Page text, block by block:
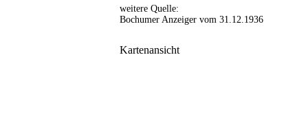
weitere Quelle:
Bochumer Anzeiger vom 31.12.1936
Kartenansicht